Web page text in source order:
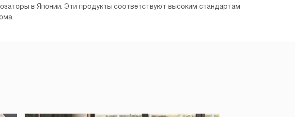
в Японии. Эти продукты соответствуют высоким стандартам